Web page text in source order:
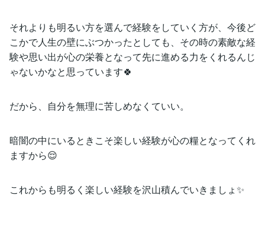
それよりも明るい方を選んで経験をしていく方が、今後ど
こかで人生の壁にぶつかったとしても、その時の素敵な経
験や思い出が心の栄養となって先に進める力をくれるんじ
ゃないかなと思っています🍀
だから、自分を無理に苦しめなくていい。
暗闇の中にいるときこそ楽しい経験が心の糧となってくれ
ますから😌
これからも明るく楽しい経験を沢山積んでいきましょ✨